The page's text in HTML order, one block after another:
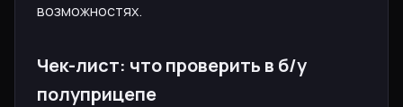
возможностях.
Чек-лист: что проверить в б/у
полуприцепе